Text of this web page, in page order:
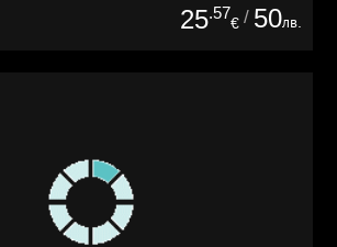
25.57
€ / 50лв.